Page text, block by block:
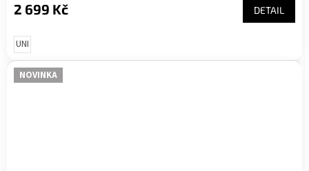
2 699 Kč DETAIL
UNI
NOVINKA